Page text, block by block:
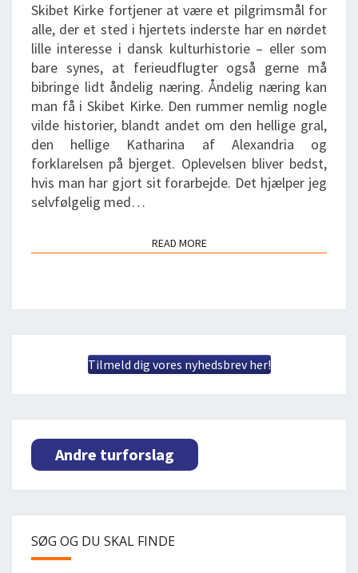
Skibet Kirke fortjener at være et pilgrimsmål for
alle, der et sted i hjertets inderste har en nørdet
lille interesse i dansk kulturhistorie – eller som
bare synes, at ferieudflugter også gerne må
bibringe lidt åndelig næring. Åndelig næring kan
man få i Skibet Kirke. Den rummer nemlig nogle
vilde historier, blandt andet om den hellige gral,
den hellige Katharina af Alexandria og
forklarelsen på bjerget. Oplevelsen bliver bedst,
hvis man har gjort sit forarbejde. Det hjælper jeg
selvfølgelig med…
READ MORE
READ MORE
Tilmeld dig vores nyhedsbrev her!
Andre turforslag
SØG OG DU SKAL FINDE